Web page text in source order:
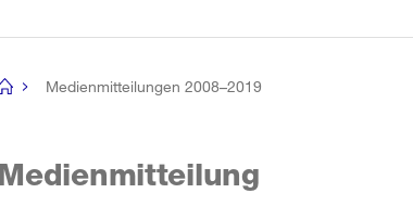
Medienmitteilungen 2008–2019